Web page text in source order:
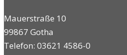
Mauerstraße 10
99867 Gotha
Telefon: 03621 4586-0